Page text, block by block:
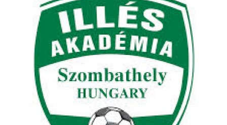
Szállás
Sport
Szabadidő
Hasznos